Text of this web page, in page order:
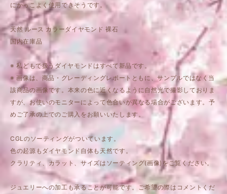
にかっこよく使用できそうです。
天然 ルース カラーダイヤモンド 裸石
国内在庫品
※ 私どもで扱うダイヤモンドはすべて新品です。
※ 画像は、商品・グレーディングレポートともに、サンプルではなく当
該商品の画像です。本来の色に近くなるように自然光で撮影しておりま
すが、お使いのモニターによって色合いが異なる場合がございます。予
めご了承の上でのご購入をお願いいたします。
CGLのソーティングがついています。
色の起源もダイヤモンド自体も天然です。
クラリティ、カラット、サイズはソーティング(画像)をご覧ください。
ジュエリーへの加工も承ることが可能です。ご希望の際はコメントくだ